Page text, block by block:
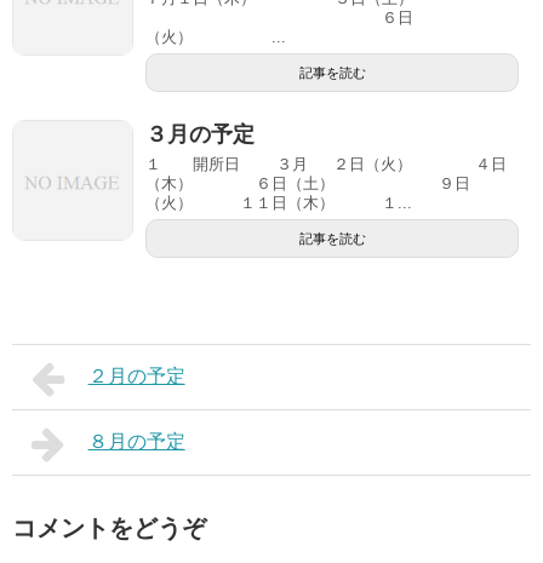
６日
（火） ...
記事を読む
３月の予定
１ 開所日 ３月 ２日（火） ４日
（木） ６日（土） ９日
（火） １１日（木） １...
記事を読む
２月の予定
８月の予定
コメントをどうぞ